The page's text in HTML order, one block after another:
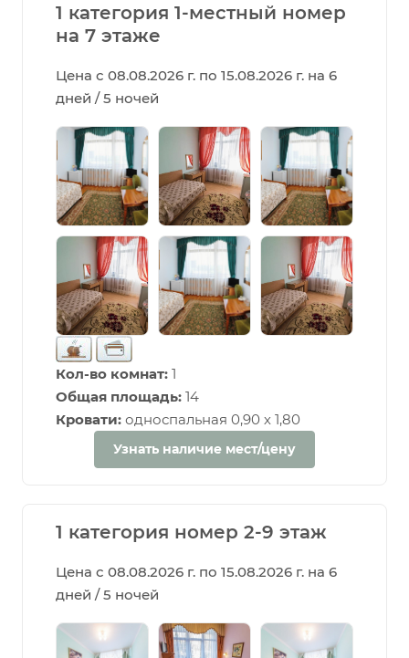
1 категория 1-местный номер
на 7 этаже
Цена с 08.08.2026 г. по 15.08.2026 г. на 6
дней / 5 ночей
Кол-во комнат: 1
Общая площадь: 14
Кровати: односпальная 0,90 х 1,80
Узнать наличие мест/цену
1 категория номер 2-9 этаж
Цена с 08.08.2026 г. по 15.08.2026 г. на 6
дней / 5 ночей